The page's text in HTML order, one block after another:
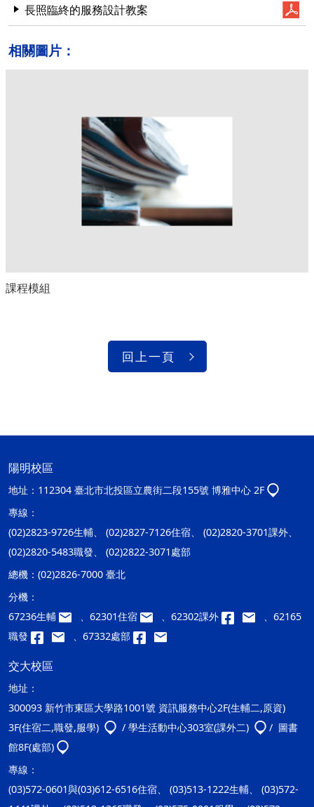
長照臨終的服務設計教案
相關圖片：
課程模組
回上一頁
陽明校區
地址： 112304 臺北市北投區立農街二段155號 博雅中心 2F
專線：
(02)2823-9726生輔、 (02)2827-7126住宿、 (02)2820-3701課外、
(02)2820-5483職發、 (02)2822-3071處部
總機： (02)2826-7000 臺北
分機：
67236生輔
、62301住宿 、62302課外
、62165
職發
、67332處部
交大校區
地址：
300093 新竹市東區大學路1001號 資訊服務中心2F(生輔二,原資)
3F(住宿二,職發,服學)
/ 學生活動中心303室(課外二)
/ 圖書
館8F(處部)
專線：
(03)572-0601與(03)612-6516住宿、 (03)513-1222生輔、 (03)572-